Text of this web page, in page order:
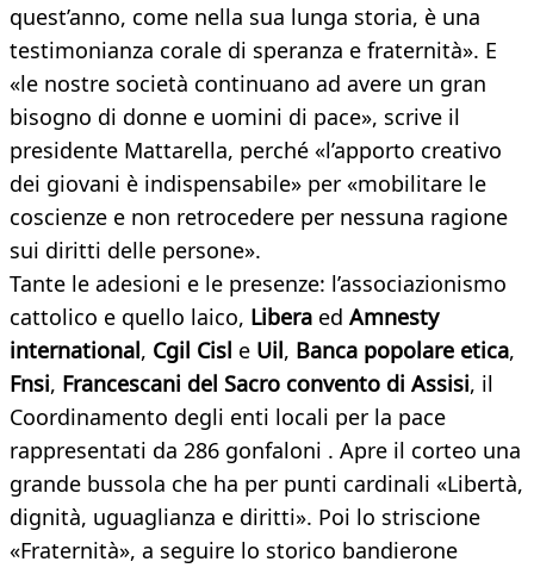
quest’anno, come nella sua lunga storia, è una
testimonianza corale di speranza e fraternità». E
«le nostre società continuano ad avere un gran
bisogno di donne e uomini di pace», scrive il
presidente Mattarella, perché «l’apporto creativo
dei giovani è indispensabile» per «mobilitare le
coscienze e non retrocedere per nessuna ragione
sui diritti delle persone».
Tante le adesioni e le presenze: l’associazionismo
cattolico e quello laico, Libera ed Amnesty
international, Cgil Cisl e Uil, Banca popolare etica,
Fnsi, Francescani del Sacro convento di Assisi, il
Coordinamento degli enti locali per la pace
rappresentati da 286 gonfaloni . Apre il corteo una
grande bussola che ha per punti cardinali «Libertà,
dignità, uguaglianza e diritti». Poi lo striscione
«Fraternità», a seguire lo storico bandierone